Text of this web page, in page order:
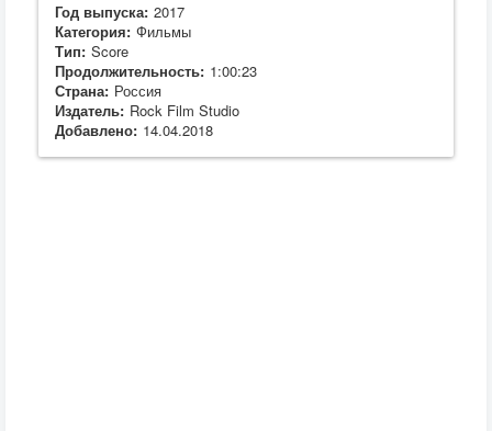
Год выпуска: 2017
Категория: Фильмы
Тип: Score
Продолжительность: 1:00:23
Страна: Россия
Издатель: Rock Film Studio
Добавлено: 14.04.2018